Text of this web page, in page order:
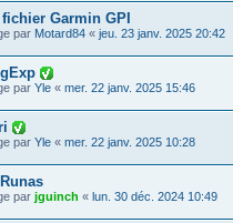
Garmin GPI
par Motard84 « jeu. 23 janv. 2025 20:42
par Yle « mer. 22 janv. 2025 15:46
par Yle « mer. 22 janv. 2025 10:28
par jguinch « lun. 30 déc. 2024 10:49